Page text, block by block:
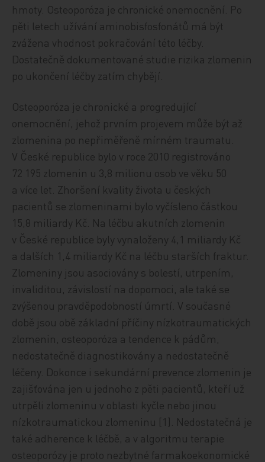
hmoty. Osteoporóza je chronické onemocnění. Po
pěti letech užívání aminobisfosfonátů má být
zvážena vhodnost pokračování této léčby.
Dostatečně dokumentované studie rizika zlomenin
po ukončení léčby zatím chybějí.
Osteoporóza je chronické a progredující
onemocnění, jehož prvním projevem může být až
zlomenina po nepřiměřeně mírném traumatu.
V České republice bylo v roce 2010 registrováno
72 195 zlomenin u 3,8 milionu osob ve věku 50
a více let. Zhoršení kvality života u českých
pacientů se zlomeninami bylo vyčísleno částkou
15,8 miliardy Kč. Na léčbu akutních zlomenin
v České republice byly vynaloženy 4,1 miliardy Kč
a dalších 1,4 miliardy Kč na léčbu starších fraktur.
Zlomeniny jsou asociovány s bolestí, utrpením,
invaliditou, závislostí na dopomoci, ale také se
zvýšenou pravděpodobností úmrtí. V současné
době jsou obě základní příčiny nízkotraumatických
zlomenin, osteoporóza a tendence k pádům,
nedostatečně diagnostikovány a nedostatečně
léčeny. Dokonce i sekundární prevence zlomenin je
zajišťována jen u jednoho z pěti pacientů, kteří už
utrpěli zlomeninu v oblasti kyčle nebo jinou
nízkotraumatickou zlomeninu [1]. Nedostatečná je
také adherence k léčbě, a v algoritmu terapie
osteoporózy je proto nezbytné farmakoekonomické